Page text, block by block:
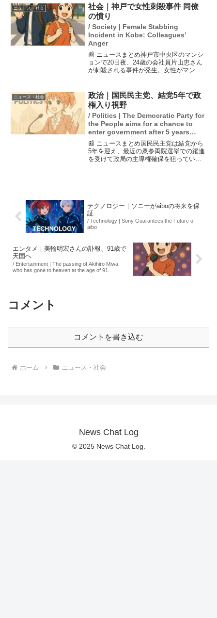
は50年以上前から見られ、食品ロスの大
きな要因となっている...
ニュース・社会
社会｜神戸で女性刺殺事件 同僚
の憤り
/ Society | Female Stabbing
Incident in Kobe: Colleagues’
Anger
📰 ニュースまとめ神戸市中央区のマンシ
ョンで20日夜、24歳の会社員片山恵さん
が刺殺される事件が発生。女性がマンシ
る。片山さんは「仕事に真面目で陽気」
と同僚たちから評判で...
ニュース・社会
政治｜国民民主党、結党5年で政
権入り視野
/ Politics | The Democratic Party for
the People aims for a chance to
enter government after 5 years
since its establishment.
📰 ニュースまとめ国民民主党は結党から
5年を迎え、最近の衆参両院選挙での躍進
を受けて政局の主導権確保を狙ってい
テクノロジー｜ソニーがaiboの将来を保
証
/ Technology | Sony Guarantees the Future of
aibo
エンタメ｜美輪明宏さんの訃報、91歳で
天国へ
/ Entertainment | The passing of Akihiro Miwa,
who has gone to heaven at the age of 91.
コメント
コメントを書き込む
ホーム ニュース・社会
News Chat Log
© 2025 News Chat Log.